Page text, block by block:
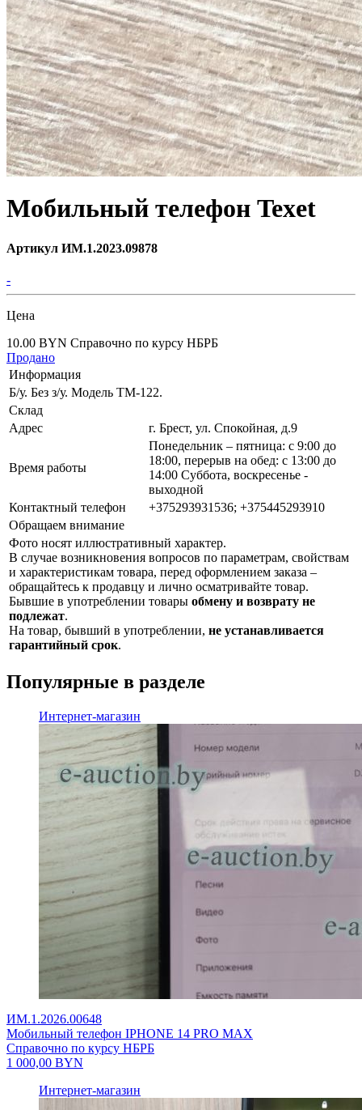
Мобильный телефон Texet
Артикул ИМ.1.2023.09878
-
Цена
10.00 BYN Справочно по курсу НБРБ
Продано
Информация
Б/у. Без з/у. Модель TM-122.
Склад
Адрес
г. Брест, ул. Спокойная, д.9
Время работы
Понедельник – пятница: с 9:00 до
18:00, перерыв на обед: с 13:00 до
14:00 Суббота, воскресенье -
выходной
Контактный телефон
+375293931536; +375445293910
Обращаем внимание
Фото носят иллюстративный характер.
В случае возникновения вопросов по параметрам, свойствам
и характеристикам товара, перед оформлением заказа –
обращайтесь к продавцу и лично осматривайте товар.
Бывшие в употреблении товары обмену и возврату не
подлежат.
На товар, бывший в употреблении, не устанавливается
гарантийный срок.
Популярные в разделе
Интернет-магазин
ИМ.1.2026.00648
Мобильный телефон IPHONE 14 PRO MAX
Справочно по курсу НБРБ
1 000,00 BYN
Интернет-магазин